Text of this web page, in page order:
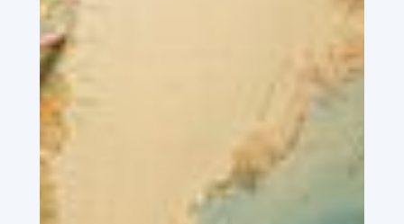
erfaring og viden om de geografiske forhold og
udfordringer i Grønland. Det gør os i stand til at
rådgive dig i forhold til indkøb af de forskellige
varer, så de passer lige nøjagtigt til dit behov,
når de lander i Grønland.
Vores omhyggelighed
sikrer dig en lavere fragt